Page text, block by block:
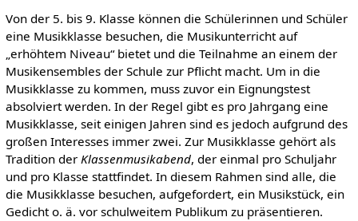
Von der 5. bis 9. Klasse können die Schülerinnen und Schüler
eine Musikklasse besuchen, die Musikunterricht auf
„erhöhtem Niveau“ bietet und die Teilnahme an einem der
Musikensembles der Schule zur Pflicht macht. Um in die
Musikklasse zu kommen, muss zuvor ein Eignungstest
absolviert werden. In der Regel gibt es pro Jahrgang eine
Musikklasse, seit einigen Jahren sind es jedoch aufgrund des
großen Interesses immer zwei. Zur Musikklasse gehört als
Tradition der Klassenmusikabend, der einmal pro Schuljahr
und pro Klasse stattfindet. In diesem Rahmen sind alle, die
die Musikklasse besuchen, aufgefordert, ein Musikstück, ein
Gedicht o. ä. vor schulweitem Publikum zu präsentieren.